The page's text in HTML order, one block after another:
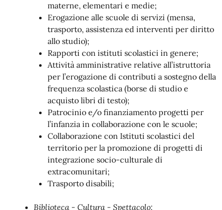
materne, elementari e medie;
Erogazione alle scuole di servizi (mensa,
trasporto, assistenza ed interventi per diritto
allo studio);
Rapporti con istituti scolastici in genere;
Attività amministrative relative all’istruttoria
per l’erogazione di contributi a sostegno della
frequenza scolastica (borse di studio e
acquisto libri di testo);
Patrocinio e/o finanziamento progetti per
l’infanzia in collaborazione con le scuole;
Collaborazione con Istituti scolastici del
territorio per la promozione di progetti di
integrazione socio-culturale di
extracomunitari;
Trasporto disabili;
Biblioteca - Cultura - Spettacolo: